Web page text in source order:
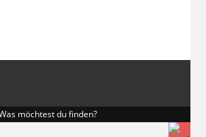
möchtest du finden?